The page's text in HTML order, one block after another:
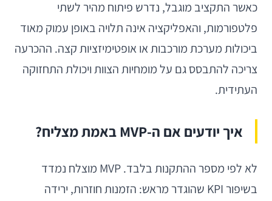
כאשר התקציב מוגבל, נדרש פיתוח מהיר לשתי
פלטפורמות, והאפליקציה אינה תלויה באופן עמוק מאוד
ביכולות מערכת מורכבות או אופטימיזציות קצה. ההכרעה
צריכה להתבסס גם על מומחיות הצוות ויכולת התחזוקה
העתידית.
איך יודעים אם ה-MVP באמת מצליח?
לא לפי מספר ההתקנות בלבד. MVP מוצלח נמדד
בשיפור KPI שהוגדר מראש: הזמנות חוזרות, ירידה